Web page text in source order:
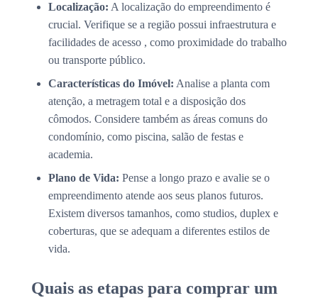
Localização: A localização do empreendimento é
crucial. Verifique se a região possui infraestrutura e
facilidades de acesso , como proximidade do trabalho
ou transporte público.
Características do Imóvel: Analise a planta com
atenção, a metragem total e a disposição dos
cômodos. Considere também as áreas comuns do
condomínio, como piscina, salão de festas e
academia.
Plano de Vida: Pense a longo prazo e avalie se o
empreendimento atende aos seus planos futuros.
Existem diversos tamanhos, como studios, duplex e
coberturas, que se adequam a diferentes estilos de
vida.
Quais as etapas para comprar um